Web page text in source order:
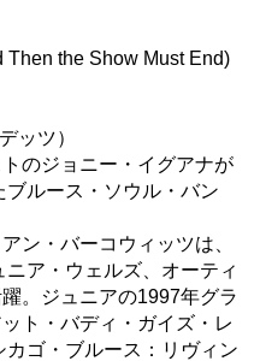
Then the Show Must End)
ッツ）
のジョニー・イグアナが
ルース・ソウル・バン
ン・バーコウィッツは、
ア・ウェルズ、オーティ
。ジュニアの1997年グラ
ト・バディ・ガイズ・レ
ゴ・ブルース：リヴィン